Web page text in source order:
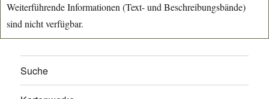
Weiterführende Informationen (Text- und Beschreibungsbände)
sind nicht verfügbar.
Suche